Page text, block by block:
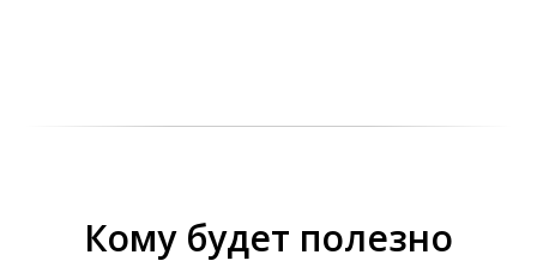
Кому будет полезно